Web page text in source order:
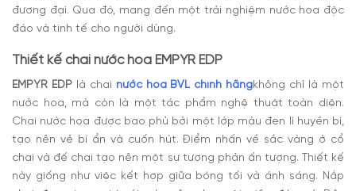
đương đại. Qua đó, mang đến một trải nghiệm nước hoa độc
đáo và tinh tế cho người dùng.
Thiết kế chai nước hoa EMPYR EDP
EMPYR EDPlà chai nước hoa BVL chính hãngkhông chỉ là một
nước hoa, mà còn là một tác phẩm nghệ thuật toàn diện.
Chai nước hoa được bao phủ bởi một lớp màu đen lì huyền bí,
tạo nên vẻ bí ẩn và cuốn hút. Điểm nhấn về sắc vàng ở cổ
chai và đế chai tạo nên một sự tương phản ấn tượng. Thiết kế
này giống như việc kết hợp giữa bóng tối và ánh sáng. Nắp